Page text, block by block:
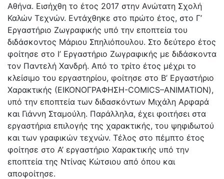
Αθήνα. Εισήχθη το έτος 2017 στην Ανώτατη Σχολή
Καλών Τεχνών. Εντάχθηκε στο πρώτο έτος, στο Γ’
Εργαστήριο Ζωγραφικής υπό την εποπτεία του
διδάσκοντος Μάριου Σπηλιόπουλου. Στο δεύτερο έτος
φοίτησε στο Ι’ Εργαστήριο Ζωγραφικής με διδάσκοντα
τον Παντελή Χανδρή. Από το τρίτο έτος μέχρι το
κλείσιμο του εργαστηρίου, φοίτησε στο Β’ Εργαστήριο
Χαρακτικής (ΕΙΚΟΝΟΓΡΑΦΗΣΗ-COMICS–ANIMATION),
υπό την εποπτεία των διδασκόντων Μιχάλη Αρφαρά
και Γιάννη Σταμούλη. Παράλληλα, έχει φοιτήσει στα
εργαστήρια επιλογής της χαρακτικής, του ψηφιδωτού
και των γραφικών τεχνών. Τέλος στο πέμπτο έτος
φοίτησε στο Α’ εργαστήριο Χαρακτικής υπό την
εποπτεία της Ντίνας Κώτσιου από όπου και
αποφοίτησε.